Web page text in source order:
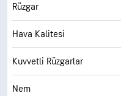
Rüzgar
Hava Kalitesi
Kuvvetli Rüzgarlar
Nem